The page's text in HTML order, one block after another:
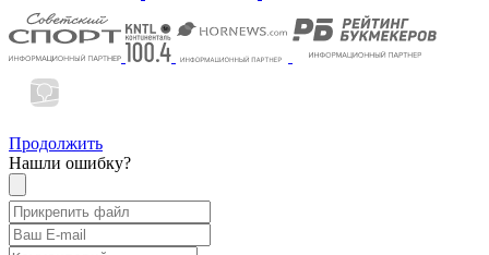
Продолжить
Нашли ошибку?